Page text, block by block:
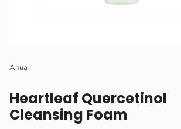
Anua
Heartleaf Quercetinol
Cleansing Foam